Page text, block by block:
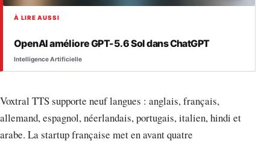
À LIRE AUSSI
OpenAI améliore GPT-5.6 Sol dans ChatGPT
Intelligence Artificielle
Voxtral TTS supporte neuf langues : anglais, français,
allemand, espagnol, néerlandais, portugais, italien, hindi et
arabe. La startup française met en avant quatre